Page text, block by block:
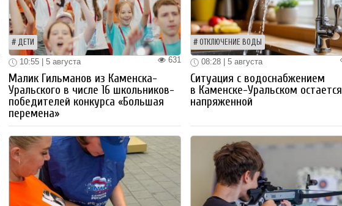
ДЕТИ
631
10:55 | 5 августа
Малик Гильманов из Каменска-
Уральского в числе 16 школьников-
победителей конкурса «Большая
перемена»
ОТКЛЮЧЕНИЕ ВОДЫ
08:28 | 5 августа
Ситуация с водоснабжением
в Каменске-Уральском остается
напряженной